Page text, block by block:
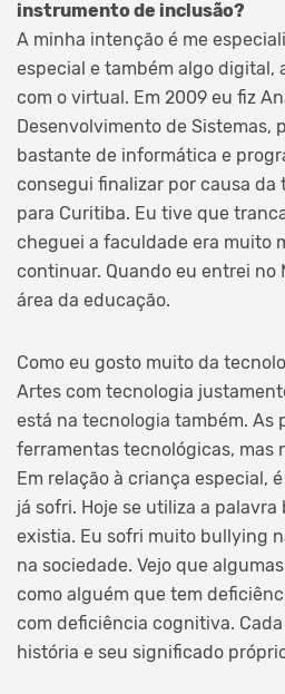
instrumento de inclusão?
A minha intenção é me
especial e também algo digital,
com o virtual. Em 2009 eu fiz
Desenvolvimento de Sistemas,
bastante de informática e
consegui finalizar por causa da
para Curitiba. Eu tive que
cheguei a faculdade era muito
continuar. Quando eu entrei no
área da educação.
Como eu gosto muito da
Artes com tecnologia
está na tecnologia também. As
ferramentas tecnológicas, mas
Em relação à criança especial,
já sofri. Hoje se utiliza a
existia. Eu sofri muito bullying
na sociedade. Vejo que
como alguém que tem
com deficiência cognitiva.
história e seu significado